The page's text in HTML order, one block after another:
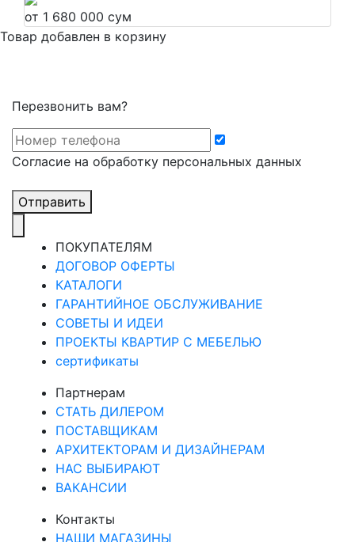
от 1 680 000 сум
Товар добавлен в корзину
Перезвонить вам?
Cогласие на обработку персональных данных
Отправить
ПОКУПАТЕЛЯМ
ДОГОВОР ОФЕРТЫ
КАТАЛОГИ
ГАРАНТИЙНОЕ ОБСЛУЖИВАНИЕ
СОВЕТЫ И ИДЕИ
ПРОЕКТЫ КВАРТИР С МЕБЕЛЬЮ
сертификаты
Партнерам
СТАТЬ ДИЛЕРОМ
ПОСТАВЩИКАМ
АРХИТЕКТОРАМ И ДИЗАЙНЕРАМ
НАС ВЫБИРАЮТ
ВАКАНСИИ
Контакты
НАШИ МАГАЗИНЫ